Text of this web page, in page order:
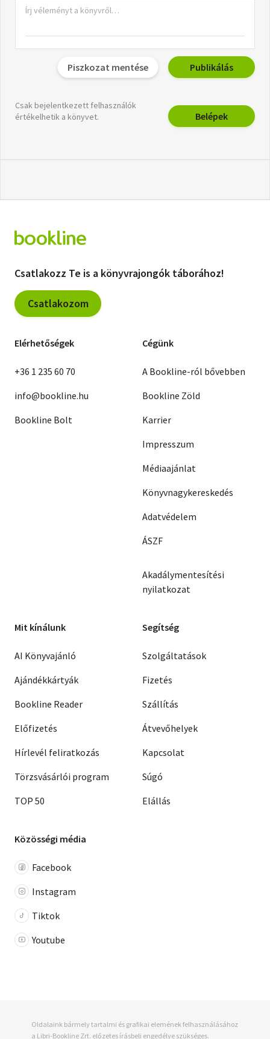
Piszkozat mentése Publikálás
Csak bejelentkezett felhasználók
értékelhetik a könyvet.
Belépek
Csatlakozz Te is a könyvrajongók táborához!
Csatlakozom
Elérhetőségek
+36 1 235 60 70
info@bookline.hu
Bookline Bolt
Cégünk
A Bookline-ról bővebben
Bookline Zöld
Karrier
Impresszum
Médiaajánlat
Könyvnagykereskedés
Adatvédelem
ÁSZF
Akadálymentesítési
nyilatkozat
Mit kínálunk
AI Könyvajánló
Ajándékkártyák
Bookline Reader
Előfizetés
Hírlevél feliratkozás
Törzsvásárlói program
TOP 50
Segítség
Szolgáltatások
Fizetés
Szállítás
Átvevőhelyek
Kapcsolat
Súgó
Elállás
Közösségi média
Facebook
Instagram
Tiktok
Youtube
Oldalaink bármely tartalmi és grafikai elemének felhasználásához
a Libri-Bookline Zrt. előzetes írásbeli engedélye szükséges.